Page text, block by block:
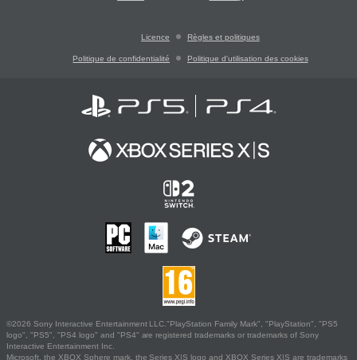
Licence Règles et politiques
Politique de confidentialité Politique d'utilisation des cookies
©2026 Sony Interactive Entertainment LLC."PlayStation Family Mark", "PlayStation", "PS5
logo", "PS5", "PS4 logo" and "PS4" are registered trademarks or trademarks of Sony
Interactive Entertainment Inc.
Microsoft, the XBOX Sphere mark, the Series X|S logo and XBOX Series X|S are trademarks